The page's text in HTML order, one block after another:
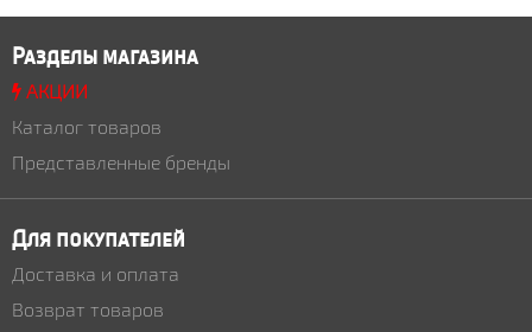
Разделы магазина
АКЦИИ
Каталог товаров
Представленные бренды
Для покупателей
Доставка и оплата
Возврат товаров